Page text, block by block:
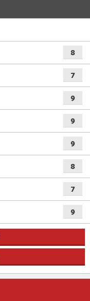
8
7
9
9
9
8
7
9